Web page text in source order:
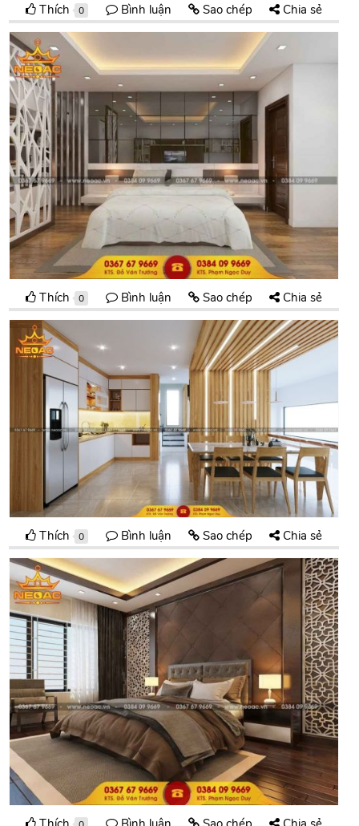
Thích 0 Bình luận Sao chép Chia sẻ
Thích 0 Bình luận Sao chép Chia sẻ
Thích 0 Bình luận Sao chép Chia sẻ